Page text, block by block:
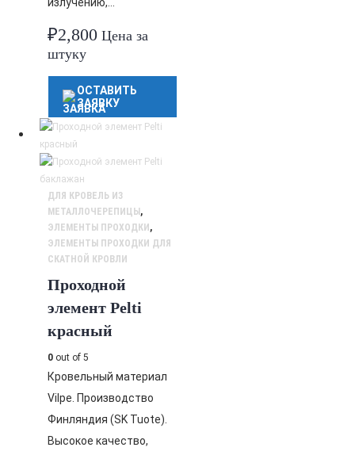
₽2,800 Цена за
штуку
ОСТАВИТЬ
ЗАЯВКУ
ДЛЯ КРОВЕЛЬ ИЗ
МЕТАЛЛОЧЕРЕПИЦЫ ,
ЭЛЕМЕНТЫ ПРОХОДКИ ,
ЭЛЕМЕНТЫ ПРОХОДКИ ДЛЯ
СКАТНОЙ КРОВЛИ
Проходной
элемент Pelti
красный
0 out of 5
Кровельный материал
Vilpe. Производство
Финляндия (SK Tuote).
Высокое качество,